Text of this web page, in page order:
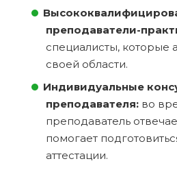
преподаватели-
специалисты, которые
своей области.
Индивидуальные
преподавателя: во
преподаватель
помогает
аттестации.